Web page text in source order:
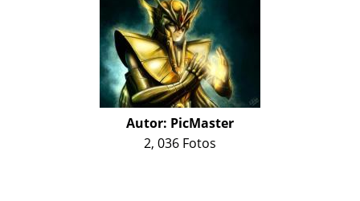
Autor: PicMaster
2, 036 Fotos